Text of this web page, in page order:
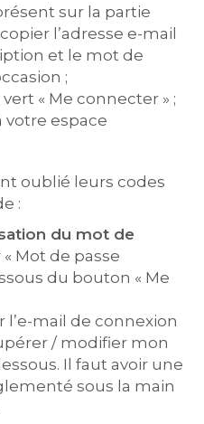
sur la partie
l’adresse e-mail
et le mot de
;
« Me connecter » ;
votre espace
oublié leurs codes
:
du mot de
Mot de passe
du bouton « Me
mail de connexion
/ modifier mon
Il faut avoir une
sous la main